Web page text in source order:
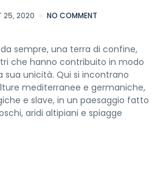
25, 2020 NO COMMENT
da sempre, una terra di confine,
che hanno contribuito in modo
sua unicità. Qui si incontrano
mediterranee e germaniche,
e slave, in un paesaggio fatto
aridi altipiani e spiagge